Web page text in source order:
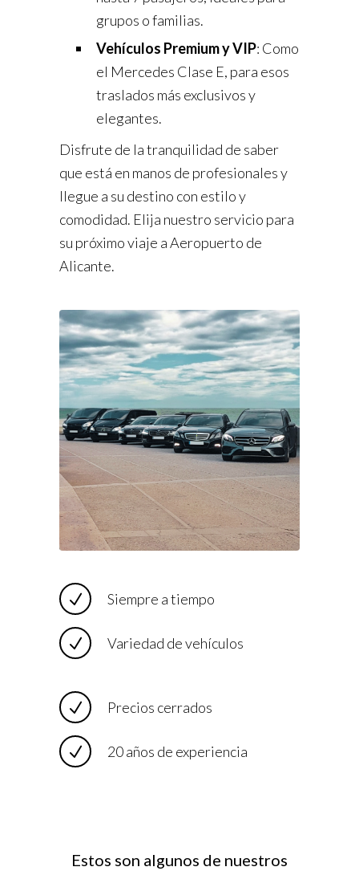
grupos o familias.
Vehículos Premium y VIP: Como
el Mercedes Clase E, para esos
traslados más exclusivos y
elegantes.
Disfrute de la tranquilidad de saber
que está en manos de profesionales y
llegue a su destino con estilo y
comodidad. Elija nuestro servicio para
su próximo viaje a Aeropuerto de
Alicante.
Siempre a tiempo
Variedad de vehículos
Precios cerrados
20 años de experiencia
Estos son algunos de nuestros